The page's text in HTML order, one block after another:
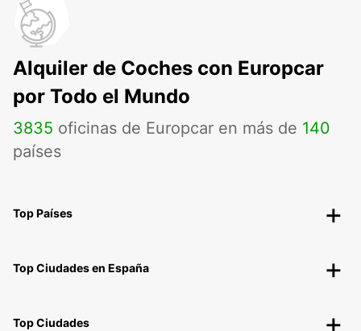
Alquiler de Coches con Europcar
por Todo el Mundo
3835 oficinas de Europcar en más de 140
países
Top Países
Top Ciudades en España
Top Ciudades